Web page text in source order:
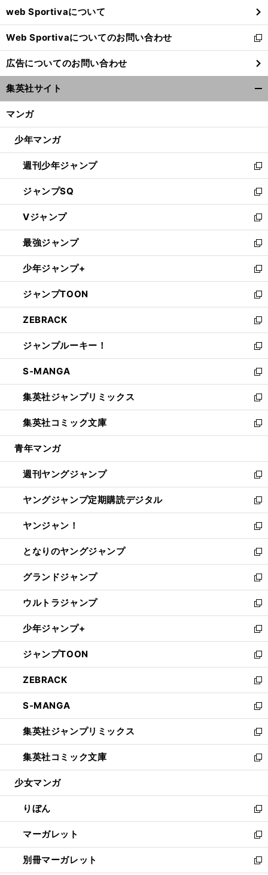
で
開
く
web Sportivaについて
Web Sportivaについてのお問い合わせ
新
し
い
ウ
ィ
ン
ウ
開
く
広告についてのお問い合わせ
集英社サイト
マンガ
少年マンガ
週刊少年ジャンプ
新
し
い
ウ
ィ
ン
ド
ウ
で
開
く
ジャンプSQ
新
し
い
ウ
ィ
ン
ド
ウ
で
開
く
Vジャンプ
新
し
い
ウ
ィ
ン
ド
ウ
で
開
く
最強ジャンプ
新
し
い
ウ
ィ
ン
ド
ウ
で
開
く
少年ジャンプ+
新
し
い
ウ
ィ
ン
ド
ウ
で
開
く
ジャンプTOON
新
し
い
ウ
ィ
ン
ド
ウ
で
開
く
ZEBRACK
新
し
い
ウ
ィ
ン
ド
ウ
で
開
ジャンプルーキー！
新
し
い
ウ
ィ
ン
ド
ウ
開
く
S-MANGA
新
し
い
ウ
ィ
ン
ウ
で
開
く
集英社ジャンプリミックス
新
し
い
ウ
ン
ド
ウ
で
開
く
集英社コミック文庫
新
し
ウ
ィ
ン
ド
ウ
で
開
く
青年マンガ
週刊ヤングジャンプ
新
し
い
ウ
ィ
ン
ド
ウ
で
開
く
ヤングジャンプ定期購読デジタル
新
し
い
ウ
ィ
ン
ド
ウ
で
開
く
ヤンジャン！
新
し
い
ウ
ィ
ン
ド
ウ
で
開
く
となりのヤングジャンプ
新
し
い
ウ
ィ
ン
ド
ウ
で
開
く
グランドジャンプ
新
し
い
ウ
ィ
ン
ド
ウ
で
開
く
ウルトラジャンプ
新
し
い
ウ
ィ
ン
ド
ウ
で
開
く
少年ジャンプ+
新
し
い
ウ
ィ
ン
ド
ウ
で
開
く
ジャンプTOON
新
し
い
ウ
ィ
ン
ド
ウ
で
開
ZEBRACK
新
し
い
ウ
ィ
ン
ド
ウ
開
く
S-MANGA
新
し
い
ウ
ィ
ン
ウ
で
開
く
集英社ジャンプリミックス
新
し
い
ウ
ン
ド
ウ
で
開
く
集英社コミック文庫
新
し
ウ
ィ
ン
ド
ウ
で
開
少女マンガ
りぼん
新
し
い
ウ
ィ
マーガレット
新
し
い
別冊マーガレット
新